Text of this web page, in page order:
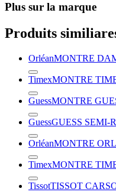
Plus sur la marque
Produits
OrléanMONTRE
TimexMONTRE
GuessMONTRE
GuessGUESS SEMI-
OrléanMONTRE
TimexMONTRE
TissotTISSOT